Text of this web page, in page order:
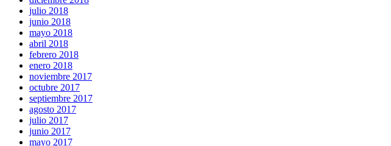
julio 2018
junio 2018
mayo 2018
abril 2018
febrero 2018
enero 2018
noviembre 2017
octubre 2017
septiembre 2017
agosto 2017
julio 2017
junio 2017
mayo 2017